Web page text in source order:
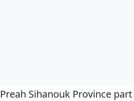
Sihanouk Province part